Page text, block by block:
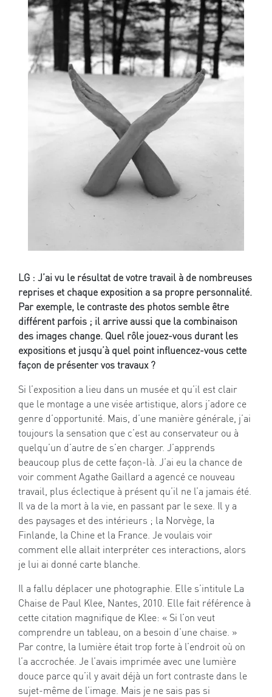
LG : J’ai vu le résultat de votre travail à de nombreuses
reprises et chaque exposition a sa propre personnalité.
Par exemple, le contraste des photos semble être
différent parfois ; il arrive aussi que la combinaison
des images change. Quel rôle jouez-vous durant les
expositions et jusqu’à quel point influencez-vous cette
façon de présenter vos travaux ?
Si l’exposition a lieu dans un musée et qu’il est clair
que le montage a une visée artistique, alors j’adore ce
genre d’opportunité. Mais, d’une manière générale, j’ai
toujours la sensation que c’est au conservateur ou à
quelqu’un d’autre de s’en charger. J’apprends
beaucoup plus de cette façon-là. J’ai eu la chance de
voir comment Agathe Gaillard a agencé ce nouveau
travail, plus éclectique à présent qu’il ne l’a jamais été.
Il va de la mort à la vie, en passant par le sexe. Il y a
des paysages et des intérieurs ; la Norvège, la
Finlande, la Chine et la France. Je voulais voir
comment elle allait interpréter ces interactions, alors
je lui ai donné carte blanche.
Il a fallu déplacer une photographie. Elle s’intitule La
Chaise de Paul Klee, Nantes, 2010. Elle fait référence à
cette citation magnifique de Klee: « Si l’on veut
comprendre un tableau, on a besoin d’une chaise. »
Par contre, la lumière était trop forte à l’endroit où on
l’a accrochée. Je l’avais imprimée avec une lumière
douce parce qu’il y avait déjà un fort contraste dans le
sujet-même de l’image. Mais je ne sais pas si